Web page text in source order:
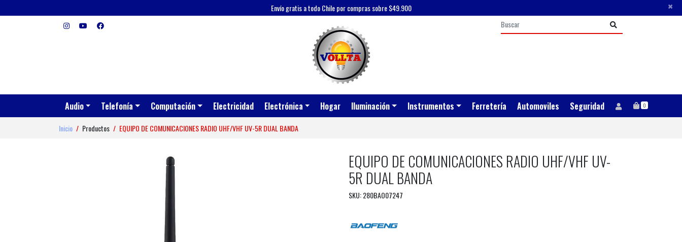
Envío gratis a todo Chile por compras sobre $49.900 ×
Audio Telefonía Computación Electricidad Electrónica Hogar Iluminación Instrumentos Ferretería Automoviles Seguridad 0
Inicio Productos EQUIPO DE COMUNICACIONES RADIO UHF/VHF UV-5R DUAL BANDA
EQUIPO DE COMUNICACIONES RADIO UHF/VHF UV-
5R DUAL BANDA
SKU: 280BAO07247